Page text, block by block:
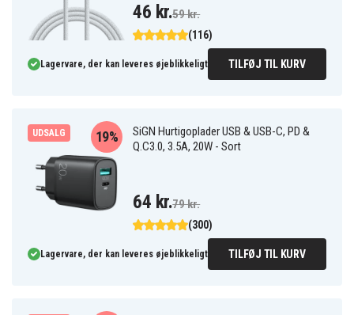
(116)
46 kr.59 kr.
Lagervare, der kan leveres øjeblikkeligt TILFØJ TIL KURV
UDSALG
SiGN Hurtigoplader USB & USB-C, PD &
Q.C3.0, 3.5A, 20W - Sort
(300)
19%
64 kr.79 kr.
Lagervare, der kan leveres øjeblikkeligt TILFØJ TIL KURV